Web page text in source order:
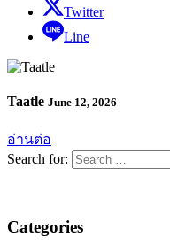
Twitter
Line
Taatle June 12, 2026
อ่านต่อ
Search for:
Categories